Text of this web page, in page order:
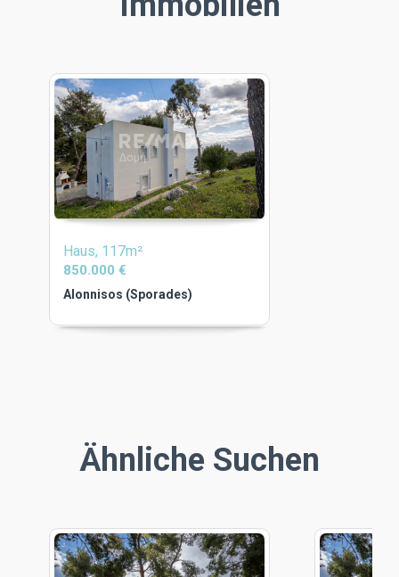
Haus, 117m²
850.000 €
Alonnisos (Sporades)
Ähnliche Suchen